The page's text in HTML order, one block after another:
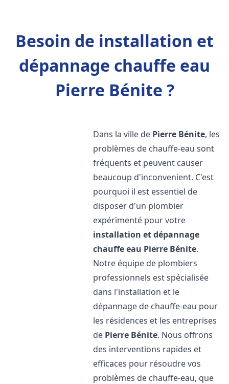
Besoin de installation et
dépannage chauffe eau
Pierre Bénite ?
Dans la ville de Pierre Bénite, les
problèmes de chauffe-eau sont
fréquents et peuvent causer
beaucoup d'inconvenient. C'est
pourquoi il est essentiel de
disposer d'un plombier
expérimenté pour votre
installation et dépannage
chauffe eau Pierre Bénite.
Notre équipe de plombiers
professionnels est spécialisée
dans l'installation et le
dépannage de chauffe-eau pour
les résidences et les entreprises
de Pierre Bénite. Nous offrons
des interventions rapides et
efficaces pour résoudre vos
problèmes de chauffe-eau, que